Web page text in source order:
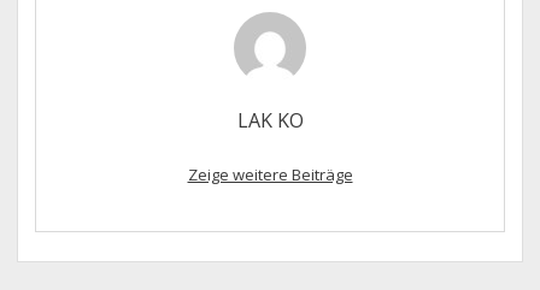
LAK KO
Zeige weitere Beiträge